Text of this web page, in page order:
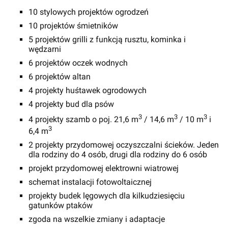
10 stylowych projektów ogrodzeń
10 projektów śmietników
5 projektów grilli z funkcją rusztu, kominka i
wędzarni
6 projektów oczek wodnych
6 projektów altan
4 projekty huśtawek ogrodowych
4 projekty bud dla psów
4 projekty szamb o poj. 21,6 m3 / 14,6 m3 / 10 m3 i
6,4 m3
2 projekty przydomowej oczyszczalni ścieków. Jeden
dla rodziny do 4 osób, drugi dla rodziny do 6 osób
projekt przydomowej elektrowni wiatrowej
schemat instalacji fotowoltaicznej
projekty budek lęgowych dla kilkudziesięciu
gatunków ptaków
zgoda na wszelkie zmiany i adaptacje